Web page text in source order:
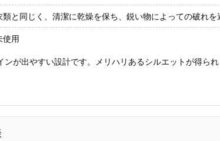
類と同じく、清潔に乾燥を保ち、鋭い物によっての破れを
使用
が出やすい設計です。メリハリあるシルエットが得ら